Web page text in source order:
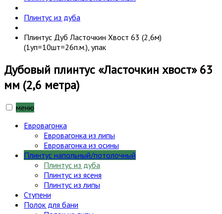
Плинтус из дуба
Плинтус Дуб Ласточкин Хвост 63 (2,6м)
(1уп=10шт=26п.м.), упак
Дубовый плинтус «Ласточкин хвост» 63
мм (2,6 метра)
меню
Евровагонка
Евровагонка из липы
Евровагонка из осины
Плинтус напольный/потолочный
Плинтус из дуба
Плинтус из ясеня
Плинтус из липы
Ступени
Полок для бани